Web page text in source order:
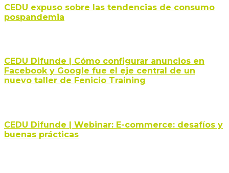
CEDU expuso sobre las tendencias de consumo
pospandemia
CEDU Difunde | Cómo configurar anuncios en
Facebook y Google fue el eje central de un
nuevo taller de Fenicio Training
CEDU Difunde | Webinar: E-commerce: desafíos y
buenas prácticas